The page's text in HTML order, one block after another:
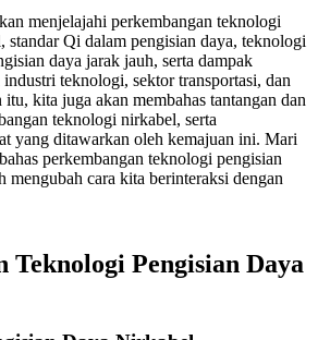
menjelajahi perkembangan teknologi
standar Qi dalam pengisian daya, teknologi
daya jarak jauh, serta dampak
teknologi, sektor transportasi, dan
kita juga akan membahas tantangan dan
teknologi nirkabel, serta
yang ditawarkan oleh kemajuan ini. Mari
perkembangan teknologi pengisian
mengubah cara kita berinteraksi dengan
Teknologi Pengisian Daya